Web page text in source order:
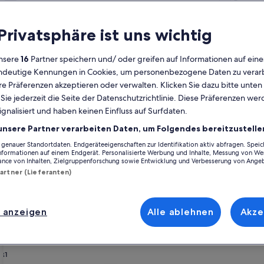
Derzeit
die
Monate
August
2026
und
September
angezeigt.
MoMontag
DiDienstag
MiMittwoch
DoDonnerstag
Fr Freitag
SaSamstag
SoSonntag
3 4 5 6 7 8 9
10 11 12
23
30
31
MoMontag
Di
7 8 9
21 22
28 29
wirf einen Blick auf unsere Feriendomizile und finde genau
deinem Haustier, du kannst dich auf all die Annehmlichkeiten
auch immer du dir vorstellst, du findest bestimmt genau die Art von
Optionen, die geeignet für Nichtraucher sind oder über
– Hopfensee
- Chalet Glückszeit ****S - 70 m², Sauna &
ist uns wichtig
16 Partner speichern und/ oder greifen auf Informationen auf
Kennungen in Cookies, um personenbezogene Daten zu
Präferenzen akzeptieren oder verwalten. Klicken Sie dazu bitte
jederzeit die Seite der Datenschutzrichtlinie. Diese Präferenzen
und haben keinen Einfluss auf Surfdaten.
Partner verarbeiten Daten, um Folgendes
Standortdaten. Endgeräteeigenschaften zur Identifikation aktiv abfragen.
auf einem Endgerät. Personalisierte Werbung und Inhalte, Messung von
von Inhalten, Zielgruppenforschung sowie Entwicklung und Verbesserung von
(Lieferanten)
Alle ablehnen